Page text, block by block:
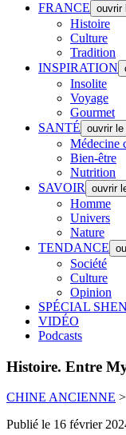
FRANCE ouvrir
Histoire
Culture
Tradition
INSPIRATION
Insolite
Voyage
Gourmet
SANTÉ ouvrir le
Médecine
Bien-être
Nutrition
SAVOIR
ouvrir
Homme
Univers
Nature
TENDANCE
Société
Culture
Opinion
SPÉCIAL
VIDÉO
Podcasts
Histoire. Entre
CHINE ANCIENNE >
Publié le 16 février